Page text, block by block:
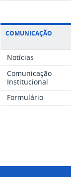
COMUNICAÇÃO
Notícias
Comunicação
Institucional
Formulário